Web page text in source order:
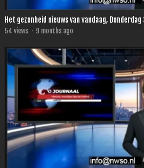
Het gezonheid nieuws van vandaag,
54 views · 9 months ago